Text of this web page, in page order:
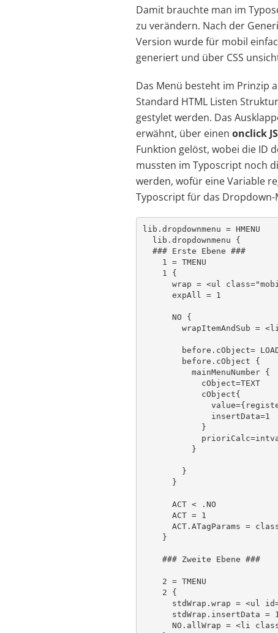
Damit brauchte man im
zu verändern. Nach der
Version wurde für mobil
generiert und über CSS
Das Menü besteht im Prinzip
Standard HTML Listen
gestylet werden. Das
erwähnt, über einen onclick
Funktion gelöst, wobei die ID
mussten im Typoscript noch
werden, wofür eine Variable
Typoscript für das
lib.dropdownmenu = HMENU
lib.dropdownmenu {
### Erste Ebene ###
1 = TMENU
1 {
wrap = <ul
expAll = 1
NO {
wrapItemAndSub = <li
before.cObject=
before.cObject {
mainMenuNumber {
cObject=TEXT
cObject{
insertData=1
}
}
}
}
ACT < .NO
ACT = 1
ACT.ATagParams =
}
### Zweite Ebene ###
2 = TMENU
2 {
stdWrap.wrap = <ul
stdWrap.insertData = 1
NO.allWrap = <li